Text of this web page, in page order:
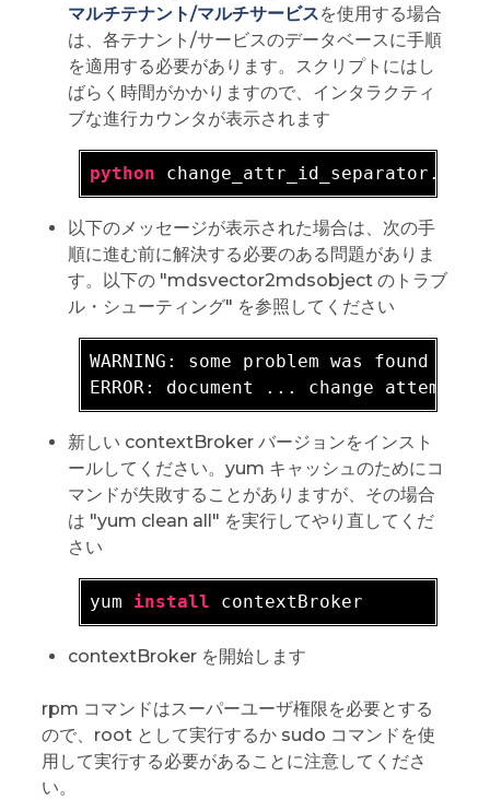
マルチテナント/マルチサービスを使用する場合
は、各テナント/サービスのデータベースに手順
を適用する必要があります。スクリプトにはし
ばらく時間がかかりますので、インタラクティ
ブな進行カウンタが表示されます
python change_attr_id_separator.
以下のメッセージが表示された場合は、次の手
順に進む前に解決する必要のある問題がありま
す。以下の "mdsvector2mdsobject のトラブ
ル・シューティング" を参照してください
WARNING: some problem was found
新しい contextBroker バージョンをインスト
ールしてください。yum キャッシュのためにコ
マンドが失敗することがありますが、その場合
は "yum clean all" を実行してやり直してくだ
さい
yum install
contextBroker を開始します
rpm コマンドはスーパーユーザ権限を必要とする
ので、root として実行するか sudo コマンドを使
用して実行する必要があることに注意してくださ
い。